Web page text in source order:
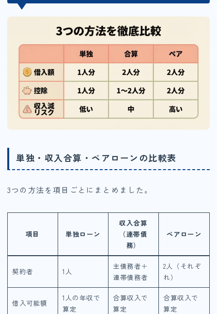
単独・収入合算・ペアローンの比較表
3つの方法を項目ごとにまとめました。
項目 単独ローン
収入合算
（連帯債
務）
ペアローン
契約者 1人
主債務者＋
連帯債務者
2人（それぞ
れ）
借入可能額
1人の年収で
算定
合算収入で
算定
合算収入で
算定